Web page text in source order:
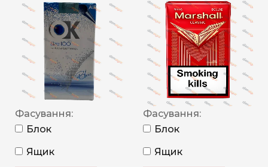
Фасування:
Блок
Ящик
Фасування:
Блок
Ящик